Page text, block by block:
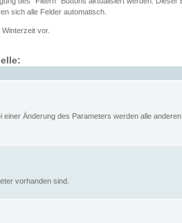
sich alle Felder automatisch.
vor.
Änderung des Parameters werden alle anderen
vorhanden sind.